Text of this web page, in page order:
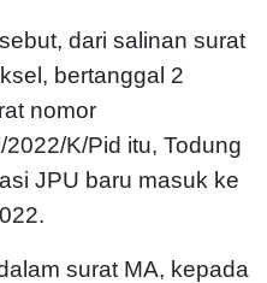
dari salinan surat
bertanggal 2
nomor
K/Pid itu, Todung
JPU baru masuk ke
surat MA, kepada